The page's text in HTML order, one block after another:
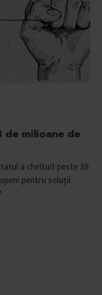
de milioane de
a cheltuit peste 38
pentru soluții